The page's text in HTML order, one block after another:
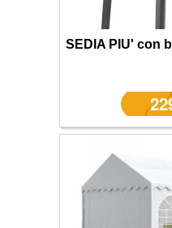
SEDIA PIU' con